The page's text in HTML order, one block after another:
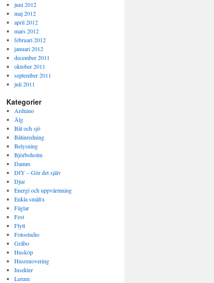
juni 2012
maj 2012
april 2012
mars 2012
februari 2012
januari 2012
december 2011
oktober 2011
september 2011
juli 2011
Kategorier
Arduino
Älg
Båt och sjö
Båtinredning
Belysning
Björboholm
Damm
DIY – Gör det själv
Djur
Energi och uppvärmning
Enkla småfix
Fåglar
Fest
Flytt
Fotostudio
Gråbo
Husköp
Husrenovering
Insekter
Lerum